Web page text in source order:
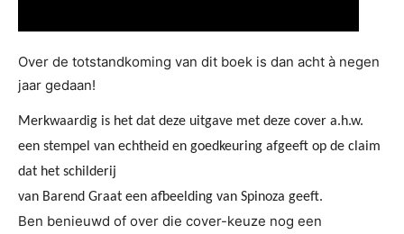
Over de totstandkoming van dit boek is dan acht à negen
jaar gedaan!
Merkwaardig is het dat deze uitgave met deze cover a.h.w.
een stempel van echtheid en goedkeuring afgeeft op de claim
dat het schilderij
van Barend Graat een afbeelding van Spinoza geeft.
Ben benieuwd of over die cover-keuze nog een